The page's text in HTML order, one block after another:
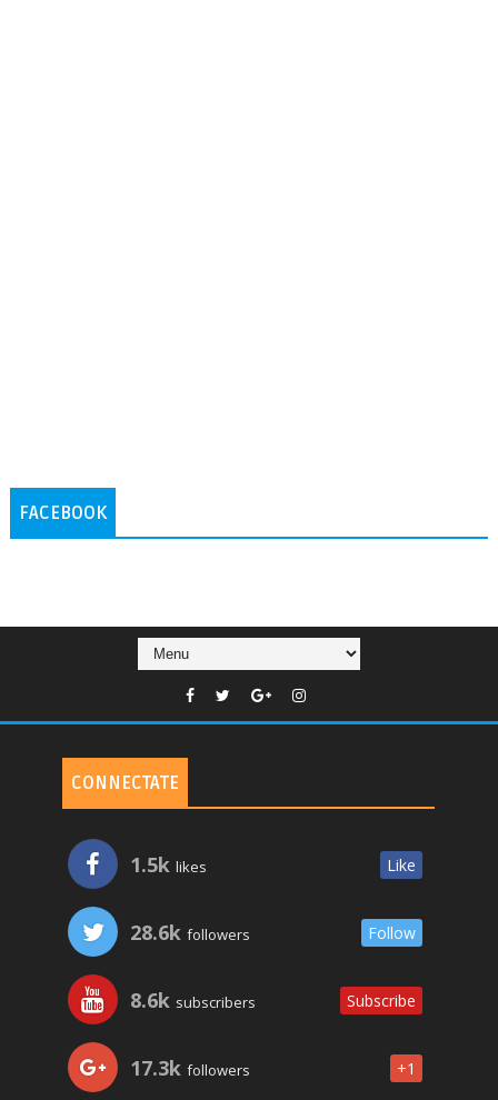
FACEBOOK
CONNECTATE
1.5k likes Like
28.6k followers Follow
8.6k subscribers Subscribe
17.3k followers +1